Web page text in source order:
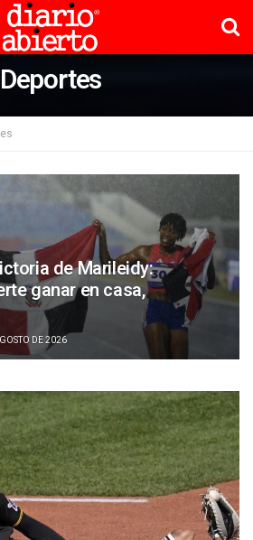
Deportes
de Marileidy:
ganar en casa,
DE 2026